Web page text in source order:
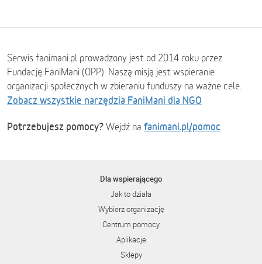
Serwis fanimani.pl prowadzony jest od 2014 roku przez
Fundację FaniMani (OPP). Naszą misją jest wspieranie
organizacji społecznych w zbieraniu funduszy na ważne cele.
Zobacz wszystkie narzędzia FaniMani dla NGO
Potrzebujesz pomocy? Wejdź na fanimani.pl/pomoc
Dla wspierającego
Jak to działa
Wybierz organizację
Centrum pomocy
Aplikacje
Sklepy